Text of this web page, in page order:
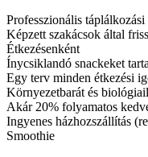
Professzionális
Képzett szakácsok által
Étkezésenként
Ínycsiklandó snackeket
Egy terv minden étkezési
Környezetbarát és
Akár 20% folyamatos
Ingyenes házhozszállítás
Smoothie